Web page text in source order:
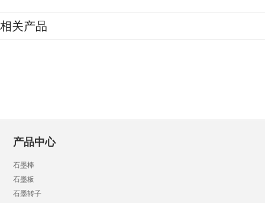
相关产品
产品中心
石墨棒
石墨板
石墨转子